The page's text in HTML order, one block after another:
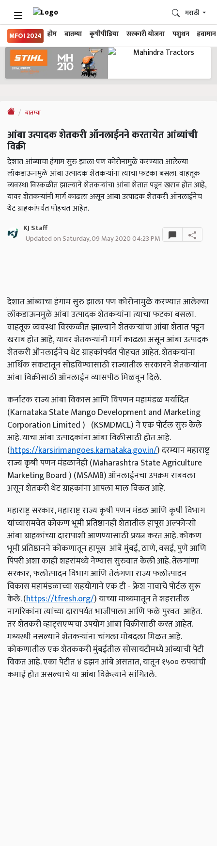
MFOI 2024 होम बातम्या कृषीपीडिया सरकारी योजना पशुधन हवामान
मराठी
बातम्या
आंबा उत्पादक शेतकरी ऑनलाईनने करतायेत आंब्यांची
विक्री
देशात आंब्याचा हंगाम सुरु झाला पण कोरोनामुळे करण्यात आलेल्या
लॉकडाऊनमुळे आंबा उत्पादक शेतकऱ्यांना त्याचा फटका बसला. वाहतूक
व्यवस्था विस्कळीत झाल्याने शेतकऱ्यांचा आंबा शेतात पडून खराब होत आहे,
यावर शेतकऱ्यांनी मार्ग काढला असून आंबा उत्पादक शेतकरी ऑनलाईनेच
थेट ग्राहकांपर्यंत पोहचत आहेत.
KJ Staff
Updated on Saturday, 09 May 2020 04:23 PM
देशात आंब्याचा हंगाम सुरु झाला पण कोरोनामुळे करण्यात आलेल्या
लॉकडाऊनमुळे आंबा उत्पादक शेतकऱ्यांना त्याचा फटका बसला.
वाहतूक व्यवस्था विस्कळीत झाल्याने शेतकऱ्यांचा आंबा शेतात पडून
खराब होत आहे, यावर शेतकऱ्यांनी मार्ग काढला असून आंबा उत्पादक
शेतकरी ऑनलाईनेच थेट ग्राहकांपर्यंत पोहचत आहेत. शेतकऱ्यांना
आर्थिक संकटातून सोडविण्यासाठी राज्यातील सरकारने शेतकऱ्यांना
आंबा विक्रीसाठी ऑनलाईन व्यासपीठ मिळवून दिले.
कर्नाटक राज्य आंबा विकास आणि विपणन महामंडळ मर्यादित
(Karnataka State Mango Development and Marketing
Corporation Limited ) (KSMDMCL) ने एक पोर्टल सुरु केले
आहे. याचा आंबा उत्पादकांना आंबा विक्रीसाठी होत आहे.
(https://karsirimangoes.karnataka.gov.in/) दरम्यान महाराष्ट्र
राज्य कृषी पणन मंडळानेही (Maharashtra State Agriculture
Marketing Board ) (MSAMB) ऑनलाईनचा उपक्रम राबवला
असून शेतकरी थेट ग्राहकांना आपला माल विकत आहे.
महाराष्ट्र सरकार, महाराष्ट्र राज्य कृषी पणन मंडळ आणि कृषी विभाग
यांच्यासमवेत कोकण भूमी प्रतिष्ठानही शेतातील हापूस अल्फोन्सो
आंबा ग्राहकांच्या दारापाशी आणण्यासाठी प्रयत्न करत आहे. कोकण
भूमी प्रतिष्ठानने कोकणातून हापूस आंबे मुंबई, ठाणे, वसई, पुणे आणि
पिंपरी अशा काही शहरांमध्ये नेण्यास सुरुवात केली आहे. तेलगांणा
सरकार, फलोत्पादन विभाग आणि तेलंगणा राज्य फलोत्पादन
विकास महामंडळाच्या सहयोगाने एक टी - फ्रेश नावाचे पोर्टल सुरू
केले. (https://tfresh.org/) याच्या माध्यमातून ते शहरातील
नागरिकांना त्यांच्या दारापर्यंत भाजीपाला आणि फळे पुरवत आहेत.
तर शेतकरी व्हाट्सएप्पचा उपयोग आंबा विक्रीसाठी करत आहेत.
मध्यस्थी नसल्याने शेतकऱ्यांना चांगला मोबदला मिळत आहे.
कोकणातील एक शेतककरी मुंबईतील सोसायटीमध्ये आंब्याची पेटी
विकत आहे. एका पेटीत ४ डझन आंबे असतात, यातून १५०० रुपयांची
कमाई होत असल्याचे या आंबा विक्रेत्याने सांगितले.